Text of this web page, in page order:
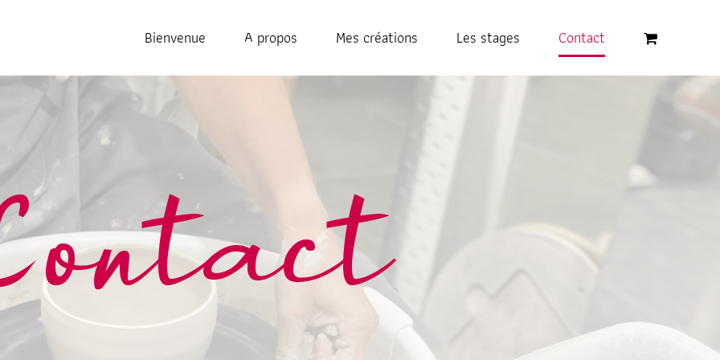
Bienvenue A propos Mes créations Les stages Contact